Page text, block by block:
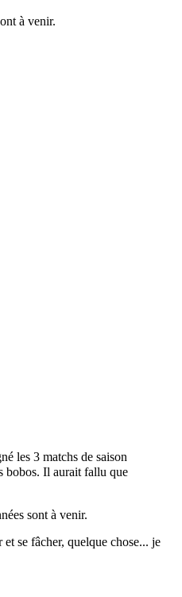
à venir.
les 3 matchs de saison
bobos. Il aurait fallu que
sont à venir.
se fâcher, quelque chose... je